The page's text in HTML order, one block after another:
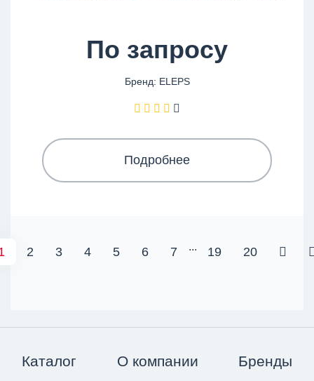
По запросу
Бренд: ELEPS
Подробнее
2 3 4 5 6 7 ... 19 20
Каталог О компании Бренды